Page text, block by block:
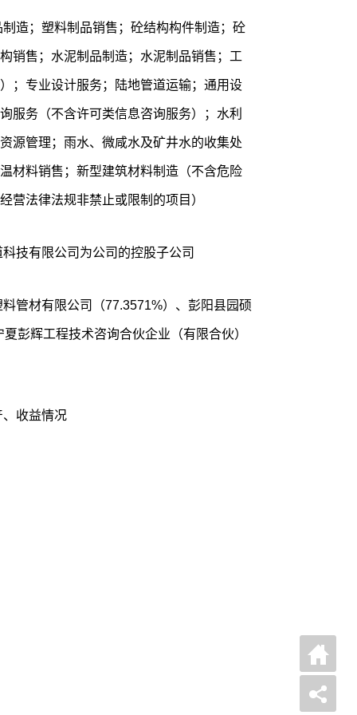
造；塑料制品销售；砼结构构件制造；砼
销售；水泥制品制造；水泥制品销售；工
；专业设计服务；陆地管道运输；通用设
服务（不含许可类信息咨询服务）；水利
源管理；雨水、微咸水及矿井水的收集处
材料销售；新型建筑材料制造（不含危险
营法律法规非禁止或限制的项目）
技有限公司为公司的控股子公司
管材有限公司（77.3571%）、彭阳县园硕
彭辉工程技术咨询合伙企业（有限合伙）
收益情况